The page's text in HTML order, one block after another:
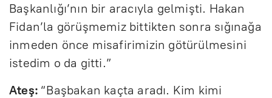
Başkanlığı’nın bir aracıyla gelmişti. Hakan
Fidan’la görüşmemiz bittikten sonra sığınağa
inmeden önce misafirimizin götürülmesini
istedim o da gitti.”
Ateş: “Başbakan kaçta aradı. Kim kimi